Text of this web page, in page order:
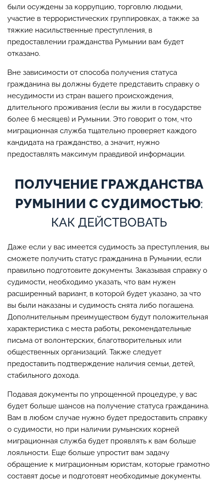
были осуждены за коррупцию, торговлю людьми,
участие в террористических группировках, а также за
тяжкие насильственные преступления, в
предоставлении гражданства Румынии вам будет
отказано.
Вне зависимости от способа получения статуса
гражданина вы должны будете представить справку о
несудимости из стран вашего происхождения,
длительного проживания (если вы жили в государстве
более 6 месяцев) и Румынии. Это говорит о том, что
миграционная служба тщательно проверяет каждого
кандидата на гражданство, а значит, нужно
предоставлять максимум правдивой информации.
ПОЛУЧЕНИЕ ГРАЖДАНСТВА
РУМЫНИИ С СУДИМОСТЬЮ:
КАК ДЕЙСТВОВАТЬ
Даже если у вас имеется судимость за преступления, вы
сможете получить статус гражданина в Румынии, если
правильно подготовите документы. Заказывая справку о
судимости, необходимо указать, что вам нужен
расширенный вариант, в которой будет указано, за что
вы были наказаны и судимость снята либо погашена.
Дополнительным преимуществом будут положительная
характеристика с места работы, рекомендательные
письма от волонтерских, благотворительных или
общественных организаций. Также следует
предоставить подтверждение наличия семьи, детей,
стабильного дохода.
Подавая документы по упрощенной процедуре, у вас
будет больше шансов на получение статуса гражданина.
Вам в любом случае нужно будет предоставить справку
о судимости, но при наличии румынских корней
миграционная служба будет проявлять к вам больше
лояльности. Еще больше упростит вам задачу
обращение к миграционным юристам, которые грамотно
составят досье и подготовят необходимые документы.